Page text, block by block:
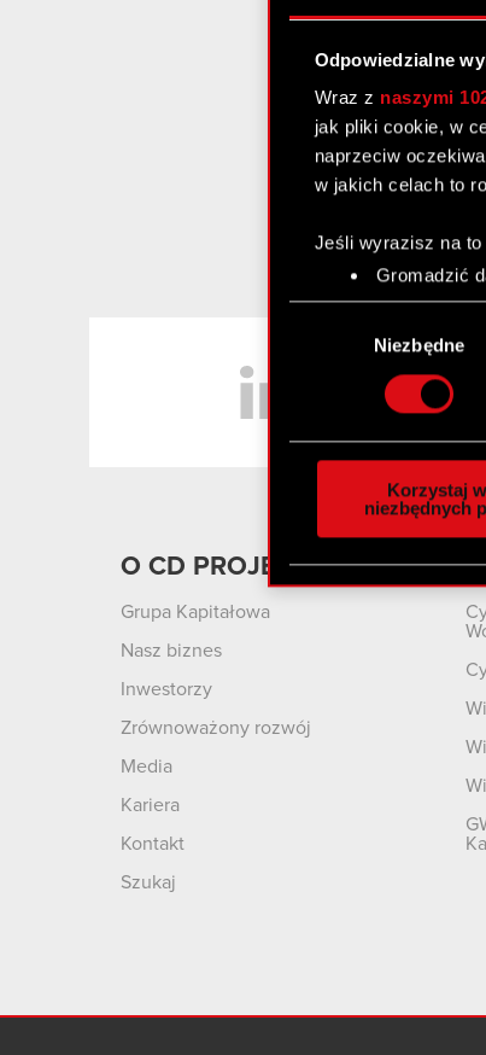
Odpowiedzialne
Wraz z naszymi
jak pliki cookie, w
naprzeciw
w jakich celach to
Jeśli wyrazisz na
Gromadzić
Dowiedz się
szczegółów . W
Wykorzystujemy
otrzymanymi od
zgadasz się na
Niezbędne
Korzystaj
niezbędnych
O CD PROJEKT
Grupa Kapitałowa
Nasz biznes
Inwestorzy
Zrównoważony rozwój
Media
Kariera
Kontakt
Szukaj